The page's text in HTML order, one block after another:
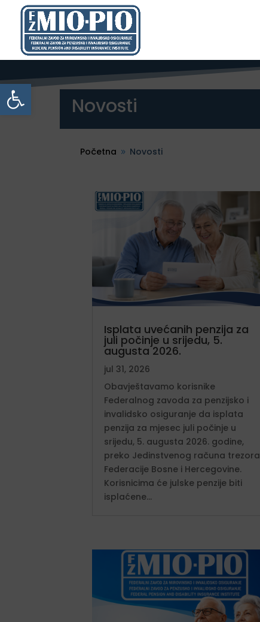
Open toolbar
Novosti
Početna 9 Novosti
Isplata uvećanih penzija za
juli počinje u srijedu, 5.
augusta 2026.
jul 31, 2026
Obavještavamo korisnike
Federalnog zavoda za penzijsko i
invalidsko osiguranje da isplata
penzija za mjesec juli počinje u
srijedu, 5. augusta 2026. godine,
preko Jedinstvenog računa trezora
Federacije Bosne i Hercegovine.
Korisnicima će julske penzije biti
isplaćene...